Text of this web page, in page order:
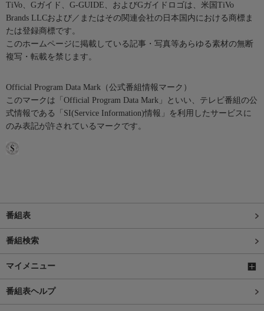
TiVo、Gガイド、G-GUIDE、およびGガイドロゴは、米国TiVo
Brands LLCおよび／またはその関連会社の日本国内における商標ま
たは登録商標です。
このホームページに掲載している記事・写真等あらゆる素材の無断
複写・転載を禁じます。
Official Program Data Mark（公式番組情報マーク）
このマークは「Official Program Data Mark」といい、テレビ番組の公
式情報である「SI(Service Information)情報」を利用したサービスに
のみ表記が許されているマークです。
番組表
番組検索
マイメニュー
番組表ヘルプ